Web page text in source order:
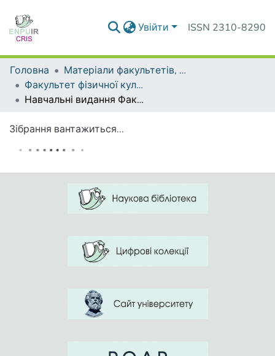
Увійти ISSN 2310-8290
Головна
Матеріали факультетів, інститутів, підрозділів
Факультет фізичної культури і спорту
Навчальні видання Факультету фізичної культури і спорту
Зібрання вантажиться...